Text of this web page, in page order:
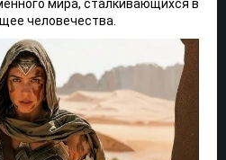
мира, сталкивающихся в
человечества.